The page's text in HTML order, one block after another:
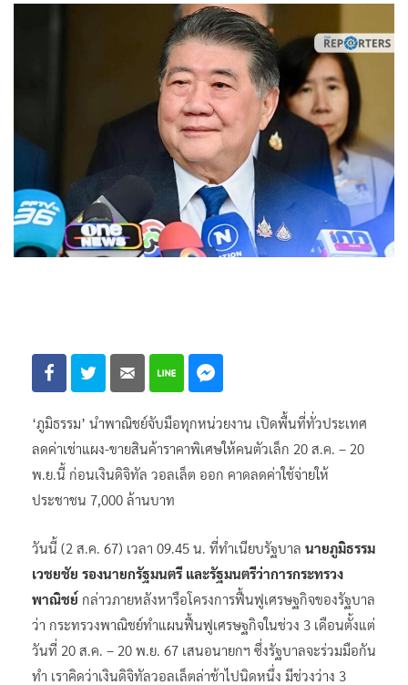
‘ภูมิธรรม’ นำพาณิชย์จับมือทุกหน่วยงาน เปิดพื้นที่ทั่วประเทศ
ลดค่าเช่าแผง-ขายสินค้าราคาพิเศษให้คนตัวเล็ก 20 ส.ค. – 20
พ.ย.นี้ ก่อนเงินดิจิทัล วอลเล็ต ออก คาดลดค่าใช้จ่ายให้
ประชาชน 7,000 ล้านบาท
วันนี้ (2 ส.ค. 67) เวลา 09.45 น. ที่ทำเนียบรัฐบาล นายภูมิธรรม
เวชยชัย รองนายกรัฐมนตรี และรัฐมนตรีว่าการกระทรวง
พาณิชย์ กล่าวภายหลังหารือโครงการฟื้นฟูเศรษฐกิจของรัฐบาล
ว่า กระทรวงพาณิชย์ทำแผนฟื้นฟูเศรษฐกิจในช่วง 3 เดือนตั้งแต่
วันที่ 20 ส.ค. – 20 พ.ย. 67 เสนอนายกฯ ซึ่งรัฐบาลจะร่วมมือกัน
ทำ เราคิดว่าเงินดิจิทัลวอลเล็ตล่าช้าไปนิดหนึ่ง มีช่วงว่าง 3